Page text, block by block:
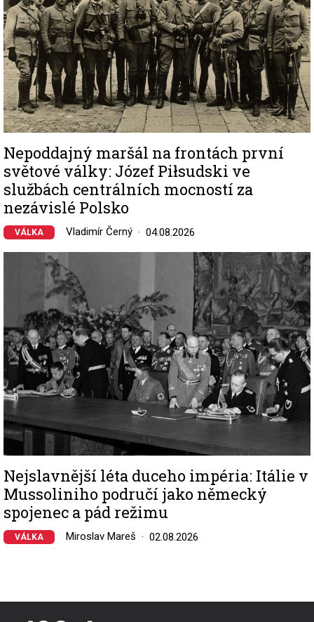
Nepoddajný maršál na frontách první
světové války: Józef Piłsudski ve
službách centrálních mocností za
nezávislé Polsko
VÁLKA Vladimír Černý 04.08.2026
Nejslavnější léta duceho impéria: Itálie v
Mussoliniho područí jako německý
spojenec a pád režimu
VÁLKA Miroslav Mareš 02.08.2026